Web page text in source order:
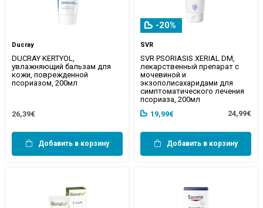
Ducray
DUCRAY KERTYOL,
увлажняющий бальзам для
кожи, поврежденной
псориазом, 200мл
26,39€
Добавить в корзину
-20%
SVR
SVR PSORIASIS XERIAL DM,
лекарственный препарат с
мочевиной и
экзополисахаридами для
симптоматического лечения
псориаза, 200мл
19,99€
24,99€
Добавить в корзину